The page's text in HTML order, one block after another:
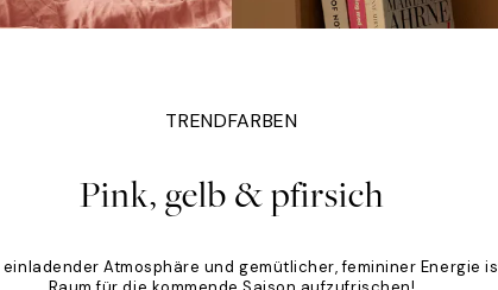
TRENDFARBEN
Pink, gelb & pfirsich
Atmosphäre und gemütlicher, femininer Energie